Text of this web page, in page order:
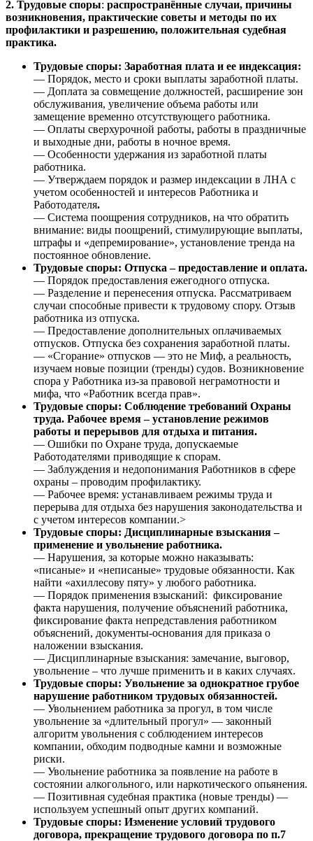
2. Трудовые споры: распространённые случаи, причины
возникновения, практические советы и методы по их
профилактики и разрешению, положительная судебная
практика.
Трудовые споры: Заработная плата и ее индексация:
— Порядок, место и сроки выплаты заработной платы.
— Доплата за совмещение должностей, расширение зон
обслуживания, увеличение объема работы или
замещение временно отсутствующего работника.
— Оплаты сверхурочной работы, работы в праздничные
и выходные дни, работы в ночное время.
— Особенности удержания из заработной платы
работника.
— Утверждаем порядок и размер индексации в ЛНА с
учетом особенностей и интересов Работника и
Работодателя.
— Система поощрения сотрудников, на что обратить
внимание: виды поощрений, стимулирующие выплаты,
штрафы и «депремирование», установление тренда на
постоянное обновление.
Трудовые споры: Отпуска – предоставление и оплата.
— Порядок предоставления ежегодного отпуска.
— Разделение и перенесения отпуска. Рассматриваем
случаи способные привести к трудовому спору. Отзыв
работника из отпуска.
— Предоставление дополнительных оплачиваемых
отпусков. Отпуска без сохранения заработной платы.
— «Сгорание» отпусков — это не Миф, а реальность,
изучаем новые позиции (тренды) судов. Возникновение
спора у Работника из-за правовой неграмотности и
мифа, что «Работник всегда прав».
Трудовые споры: Соблюдение требований Охраны
труда. Рабочее время – установление режимов
работы и перерывов для отдыха и питания.
— Ошибки по Охране труда, допускаемые
Работодателями приводящие к спорам.
— Заблуждения и недопонимания Работников в сфере
охраны – проводим профилактику.
— Рабочее время: устанавливаем режимы труда и
перерыва для отдыха без нарушения законодательства и
с учетом интересов компании.>
Трудовые споры: Дисциплинарные взыскания –
применение и увольнение работника.
— Нарушения, за которые можно наказывать:
«писаные» и «неписаные» трудовые обязанности. Как
найти «ахиллесову пяту» у любого работника.
— Порядок применения взысканий: фиксирование
факта нарушения, получение объяснений работника,
фиксирование факта непредставления работником
объяснений, документы-основания для приказа о
наложении взыскания.
— Дисциплинарные взыскания: замечание, выговор,
увольнение – что лучше применить и в каких случаях.
Трудовые споры: Увольнение за однократное грубое
нарушение работником трудовых обязанностей.
— Увольнением работника за прогул, в том числе
увольнение за «длительный прогул» — законный
алгоритм увольнения с соблюдением интересов
компании, обходим подводные камни и возможные
риски.
— Увольнение работника за появление на работе в
состоянии алкогольного, или наркотического опьянения.
— Позитивная судебная практика (новые тренды) —
используем успешный опыт других компаний.
Трудовые споры: Изменение условий трудового
договора, прекращение трудового договора по п.7